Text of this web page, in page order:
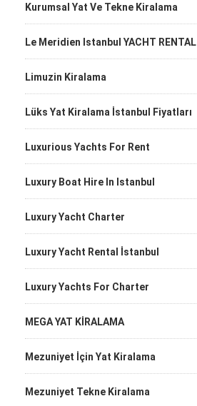
Kurumsal Yat Ve Tekne Kiralama
Le Meridien Istanbul YACHT RENTAL
Limuzin Kiralama
Lüks Yat Kiralama İstanbul Fiyatları
Luxurious Yachts For Rent
Luxury Boat Hire In Istanbul
Luxury Yacht Charter
Luxury Yacht Rental İstanbul
Luxury Yachts For Charter
MEGA YAT KİRALAMA
Mezuniyet İçin Yat Kiralama
Mezuniyet Tekne Kiralama